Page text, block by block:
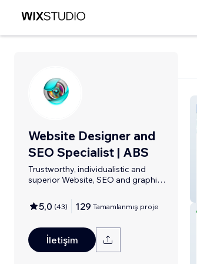
Website Designer and
SEO Specialist | ABS
Trustworthy, individualistic and
superior Website, SEO and graphic
5,0 (43) 129 Tamamlanmış proje
İletişim